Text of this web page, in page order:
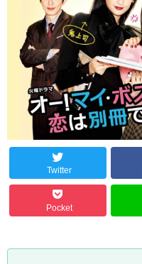
Twitter
Pocket